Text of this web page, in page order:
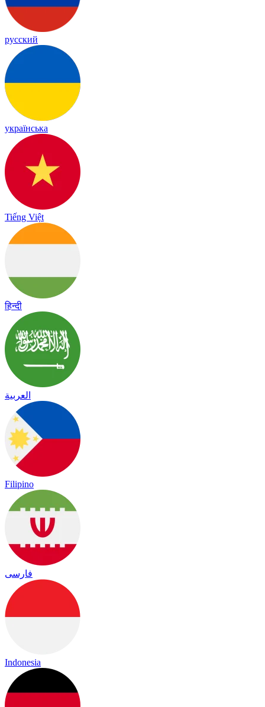
русский
українська
Tiếng Việt
हिन्दी
العربية
Filipino
فارسی
Indonesia